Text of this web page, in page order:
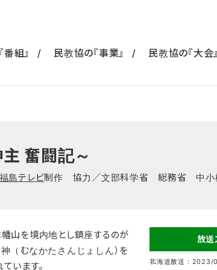
組』 民教協の『事業』 民教協の『大会』
奮闘記～
福島テレビ制作 協力／文部科学省 総務省 中小
放送
北海道放送：2023/
山を境内地とし鎮座するのが
（むなかたさんじょしん）を
います。